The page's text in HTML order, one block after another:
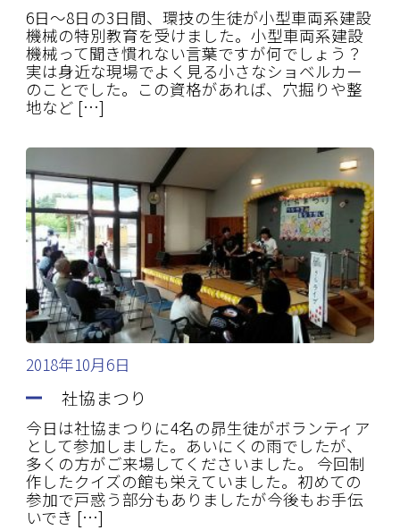
6日～8日の3日間、環技の生徒が小型車両系建設
機械の特別教育を受けました。小型車両系建設
機械って聞き慣れない言葉ですが何でしょう？
実は身近な現場でよく見る小さなショベルカー
のことでした。この資格があれば、穴掘りや整
地など […]
2018年10月6日
社協まつり
今日は社協まつりに4名の昴生徒がボランティア
として参加しました。あいにくの雨でしたが、
多くの方がご来場してくださいました。 今回制
作したクイズの館も栄えていました。初めての
参加で戸惑う部分もありましたが今後もお手伝
いでき […]